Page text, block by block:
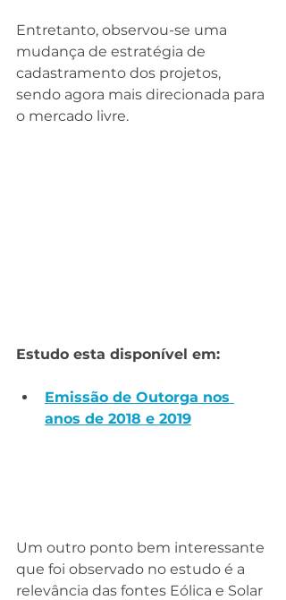
Entretanto, observou-se uma
mudança de estratégia de
cadastramento dos projetos,
sendo agora mais direcionada para
o mercado livre.
Estudo esta disponível em:
Emissão de Outorga nos
anos de 2018 e 2019
Um outro ponto bem interessante
que foi observado no estudo é a
relevância das fontes Eólica e Solar